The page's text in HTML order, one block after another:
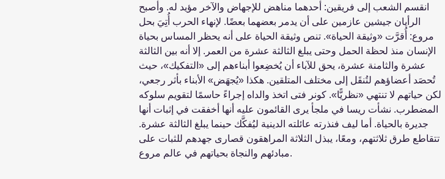
انقسم الشعب إلى فريقين: أحدهما مناهض للإجهاض والآخر مؤيد له. وأصبح
الرأيان جيشين عازمين على أن يدمر بعضهما بعضًا. لإنهاء الحرب أُتِيَ بحل
مروع: أُقرَّت «وثيقة الحياة». تنص وثيقة الحياة على أنه يحظر المساس بحياة
الإنسان منذ لحظة الحمل وحتى يبلغ الثالثة عشرة من العمر. إلا أنه بين الثالثة
عشرة والثامنة عشرة، يحق للآباء أن يُخضِعوا أبناءهم إلى «التفكيك»، حيث
تُحصَد أعضاؤهم لتُنقَل إلى مختلف المتلقين. هكذا «يُجهَض» الأبناء بأثر رجعي،
لكن حياتهم لا تنتهي «نظريًّا». كونر فتى اتخذ والداه إجراءً حاسمًا لتقويم سلوكه
المضطرب. نشأت ريسا في ملجأ يرى القائمون عليه أنها أخفقت في إثبات أنها
جديرة بالحياة. أما ليف فنذرته عائلته الدينية ليُفكَّك حينما يبلغ الثالثة عشرة.
تتقاطع طرق ثلاثتهم، ومعًا، يبذل الثلاثة المراهقون قصارى جهدهم للثبات على
مبادئهم والنجاة بحياتهم في عالم مروع.